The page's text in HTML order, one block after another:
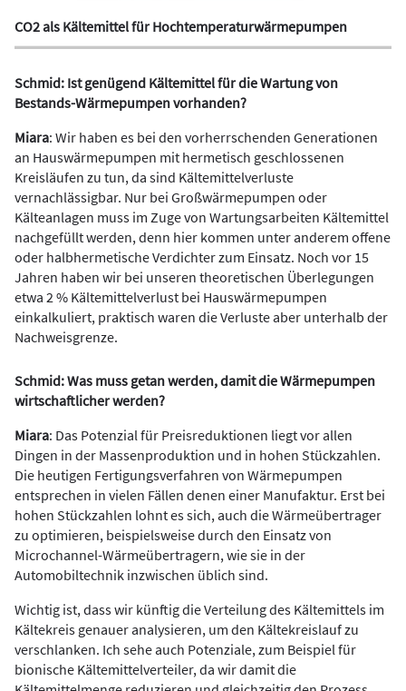
CO2 als Kältemittel für Hochtemperaturwärmepumpen
Schmid: Ist genügend Kältemittel für die Wartung von
Bestands-Wärmepumpen vorhanden?
Miara: Wir haben es bei den vorherrschenden Generationen
an Hauswärmepumpen mit hermetisch geschlossenen
Kreisläufen zu tun, da sind Kältemittelverluste
vernachlässigbar. Nur bei Großwärmepumpen oder
Kälteanlagen muss im Zuge von Wartungsarbeiten Kältemittel
nachgefüllt werden, denn hier kommen unter anderem offene
oder halbhermetische Verdichter zum Einsatz. Noch vor 15
Jahren haben wir bei unseren theoretischen Überlegungen
etwa 2 % Kältemittelverlust bei Hauswärmepumpen
einkalkuliert, praktisch waren die Verluste aber unterhalb der
Nachweisgrenze.
Schmid: Was muss getan werden, damit die Wärmepumpen
wirtschaftlicher werden?
Miara: Das Potenzial für Preisreduktionen liegt vor allen
Dingen in der Massenproduktion und in hohen Stückzahlen.
Die heutigen Fertigungsverfahren von Wärmepumpen
entsprechen in vielen Fällen denen einer Manufaktur. Erst bei
hohen Stückzahlen lohnt es sich, auch die Wärmeübertrager
zu optimieren, beispielsweise durch den Einsatz von
Microchannel-Wärmeübertragern, wie sie in der
Automobiltechnik inzwischen üblich sind.
Wichtig ist, dass wir künftig die Verteilung des Kältemittels im
Kältekreis genauer analysieren, um den Kältekreislauf zu
verschlanken. Ich sehe auch Potenziale, zum Beispiel für
bionische Kältemittelverteiler, da wir damit die